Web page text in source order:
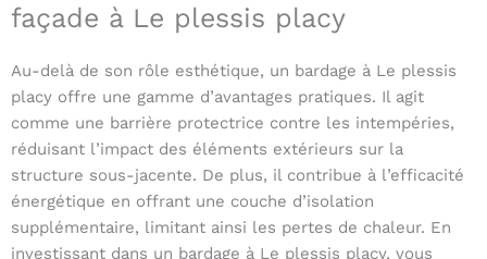
façade à Le plessis placy
Au-delà de son rôle esthétique, un bardage à Le plessis
placy offre une gamme d’avantages pratiques. Il agit
comme une barrière protectrice contre les intempéries,
réduisant l’impact des éléments extérieurs sur la
structure sous-jacente. De plus, il contribue à l’efficacité
énergétique en offrant une couche d’isolation
supplémentaire, limitant ainsi les pertes de chaleur. En
investissant dans un bardage à Le plessis placy, vous